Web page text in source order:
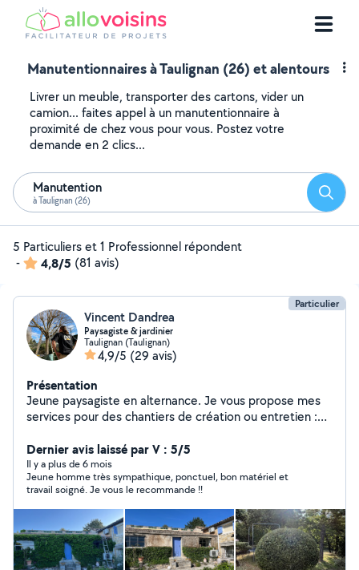
Manutentionnaires à Taulignan (26) et alentours
Livrer un meuble, transporter des cartons, vider un
camion... faites appel à un manutentionnaire à
proximité de chez vous pour vous. Postez votre
demande en 2 clics...
Manutention
à Taulignan (26)
5 Particuliers et 1 Professionnel répondent
-
4,8/5 (81 avis)
Particulier
Vincent Dandrea
Paysagiste & jardinier
Taulignan (Taulignan)
4,9/5 (29 avis)
Présentation
Jeune paysagiste en alternance. Je vous propose mes
services pour des chantiers de création ou entretien :
ornemental, taille de fructification Elagage Tonte,
débroussaillage désherbage Broyage de végétaux Pose
de gazon en plaque, gazon synthétique ou semis
Système d'arrosage Pose de pas japonais, bordures
Plantation, création de massifs Préparation du sol / mise
à niveau, labourage Nettoyage karcher Je dispose de
tout le matériel nécessaire. N'hésitez pas à me
contacter. Vincent
Dernier avis laissé par V : 5/5
Il y a plus de 6 mois
Jeune homme très sympathique, ponctuel, bon matériel et
travail soigné. Je vous le recommande !!